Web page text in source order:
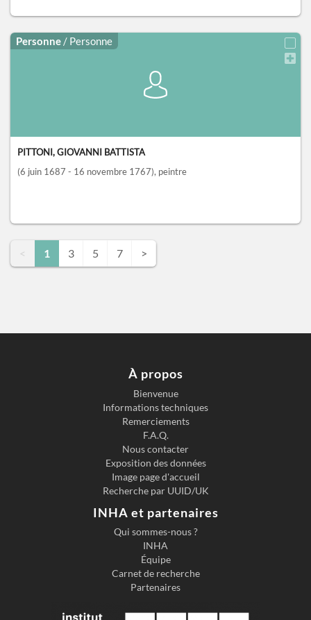
Personne / Personne
PITTONI, GIOVANNI BATTISTA
(6 juin 1687 - 16 novembre 1767), peintre
< 1 3 5 7 >
À propos
Bienvenue
Informations techniques
Remerciements
F.A.Q.
Nous contacter
Exposition des données
Image page d'accueil
Recherche par UUID/UK
INHA et partenaires
Qui sommes-nous ?
INHA
Équipe
Carnet de recherche
Partenaires